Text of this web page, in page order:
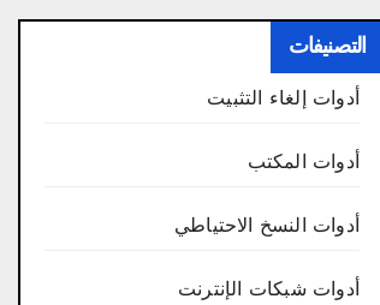
التصنيفات
أدوات إلغاء التثبيت
أدوات المكتب
أدوات النسخ الاحتياطي
أدوات شبكات الإنترنت